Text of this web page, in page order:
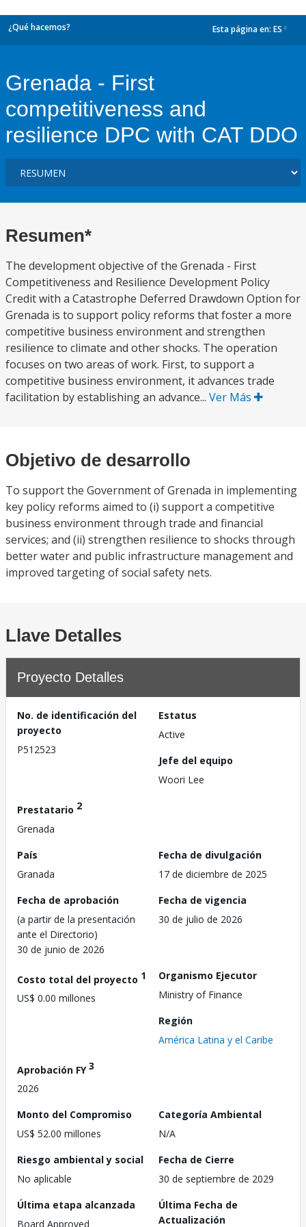
¿Qué hacemos? Esta página en: ES
Grenada - First
competitiveness and
resilience DPC with CAT DDO
Resumen*
The development objective of the Grenada - First
Competitiveness and Resilience Development Policy
Credit with a Catastrophe Deferred Drawdown Option for
Grenada is to support policy reforms that foster a more
competitive business environment and strengthen
resilience to climate and other shocks. The operation
focuses on two areas of work. First, to support a
competitive business environment, it advances trade
facilitation by establishing an advance... Ver Más
Objetivo de desarrollo
To support the Government of Grenada in implementing
key policy reforms aimed to (i) support a competitive
business environment through trade and financial
services; and (ii) strengthen resilience to shocks through
better water and public infrastructure management and
improved targeting of social safety nets.
Llave Detalles
Proyecto Detalles
No. de identificación del
proyecto
P512523
Estatus
Active
Jefe del equipo
Woori Lee
Prestatario 2
Grenada
País
Granada
Fecha de divulgación
17 de diciembre de 2025
Fecha de aprobación
(a partir de la presentación
ante el Directorio)
30 de junio de 2026
Fecha de vigencia
30 de julio de 2026
Costo total del proyecto 1
US$ 0.00 millones
Organismo Ejecutor
Ministry of Finance
Región
América Latina y el Caribe
Aprobación FY3
2026
Monto del Compromiso
US$ 52.00 millones
Categoría Ambiental
N/A
Riesgo ambiental y social
No aplicable
Fecha de Cierre
30 de septiembre de 2029
Última etapa alcanzada
Board Approved
Última Fecha de
Actualización